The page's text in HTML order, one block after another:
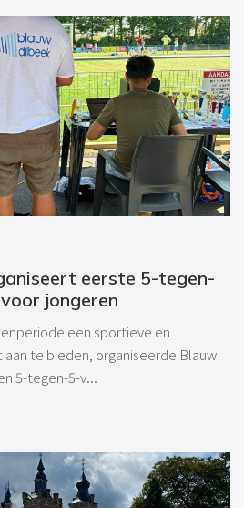
eerste 5-tegen-
jongeren
een sportieve en
te bieden, organiseerde Blauw
5-tegen-5-v...